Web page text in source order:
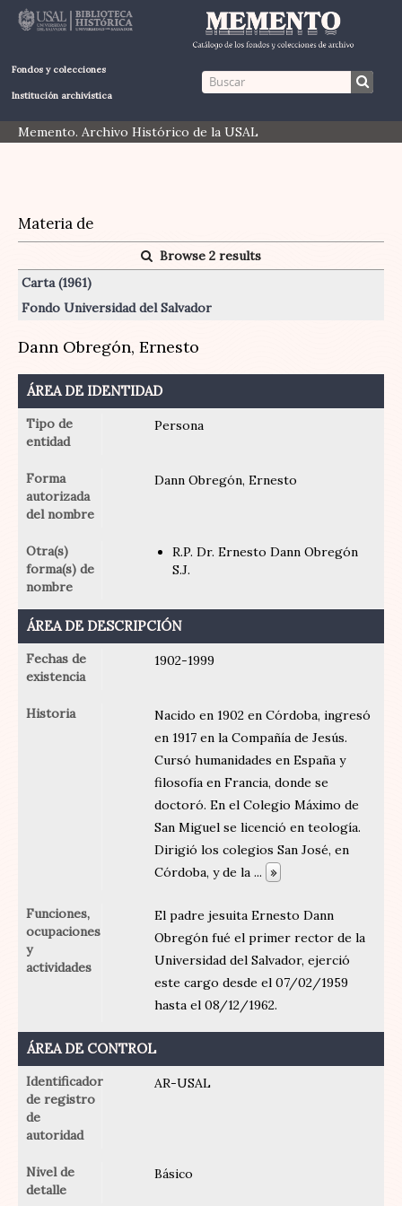
Fondos y colecciones
Institución archivística
Memento. Archivo Histórico de la USAL
Materia de
Browse 2 results
Carta (1961)
Fondo Universidad del Salvador
Dann Obregón, Ernesto
ÁREA DE IDENTIDAD
Tipo de
entidad
Persona
Forma
autorizada
del nombre
Dann Obregón, Ernesto
Otra(s)
forma(s) de
nombre
R.P. Dr. Ernesto Dann Obregón
S.J.
ÁREA DE DESCRIPCIÓN
Fechas de
existencia
1902-1999
Historia
Nacido en 1902 en Córdoba, ingresó
en 1917 en la Compañía de Jesús.
Cursó humanidades en España y
filosofía en Francia, donde se
doctoró. En el Colegio Máximo de
San Miguel se licenció en teología.
Dirigió los colegios San José, en
Córdoba, y de la... »
Funciones,
ocupaciones
y
actividades
El padre jesuita Ernesto Dann
Obregón fué el primer rector de la
Universidad del Salvador, ejerció
este cargo desde el 07/02/1959
hasta el 08/12/1962.
ÁREA DE CONTROL
Identificador
de registro
de
autoridad
AR-USAL
Nivel de
detalle
Básico